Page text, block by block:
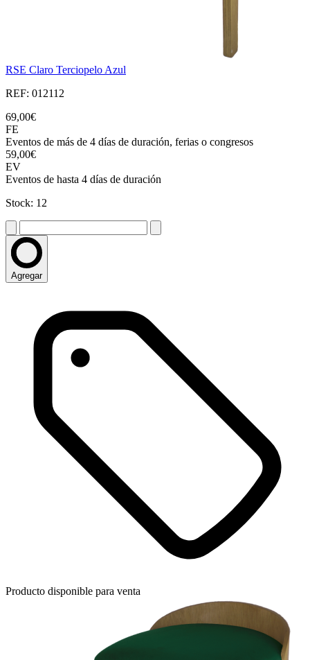
RSE Claro Terciopelo Azul
REF: 012112
69,00€
FE
Eventos de más de 4 días de duración, ferias o congresos
59,00€
EV
Eventos de hasta 4 días de duración
Stock: 12
Agregar
Producto disponible para venta